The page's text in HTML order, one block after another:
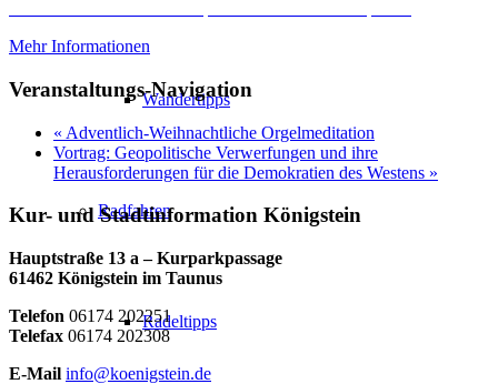
Wandertipps
Radfahren
Radeltipps
Mehr Informationen
Veranstaltungs-Navigation
« Adventlich-Weihnachtliche Orgelmeditation
Vortrag: Geopolitische Verwerfungen und ihre
Herausforderungen für die Demokratien des Westens »
Kur- und Stadtinformation Königstein
Hauptstraße 13 a – Kurparkpassage
61462 Königstein im Taunus
Telefon 06174 202251
Telefax 06174 202308
E-Mail info@koenigstein.de